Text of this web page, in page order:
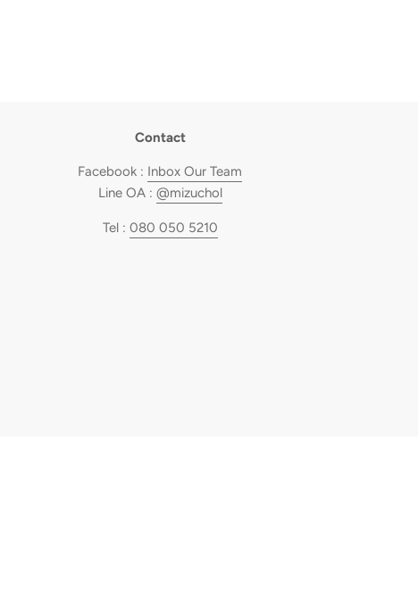
Contact
Facebook : Inbox Our Team
Line OA : @mizuchol
Tel : 080 050 5210